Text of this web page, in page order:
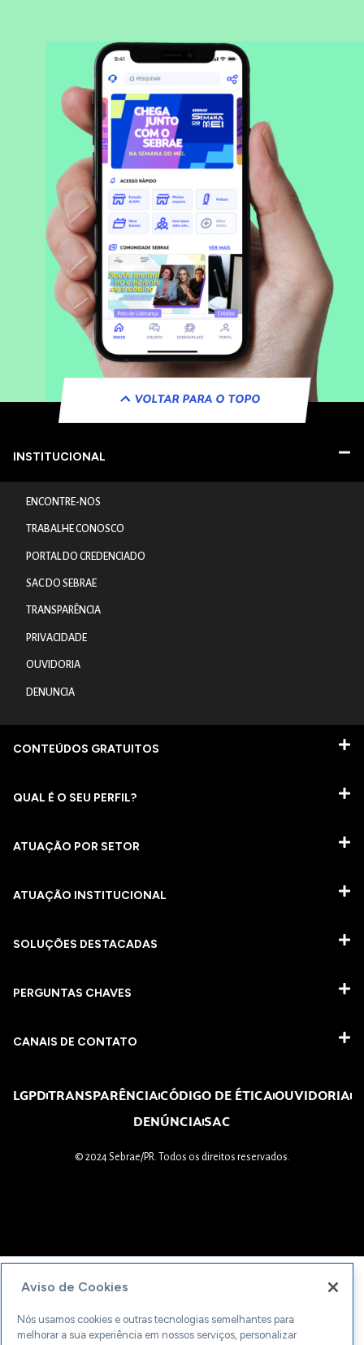
VOLTAR PARA O TOPO
INSTITUCIONAL
ENCONTRE-NOS
TRABALHE CONOSCO
PORTAL DO CREDENCIADO
SAC DO SEBRAE
TRANSPARÊNCIA
PRIVACIDADE
OUVIDORIA
DENUNCIA
CONTEÚDOS GRATUITOS
QUAL É O SEU PERFIL?
ATUAÇÃO POR SETOR
ATUAÇÃO INSTITUCIONAL
SOLUÇÕES DESTACADAS
PERGUNTAS CHAVES​
CANAIS DE CONTATO
LGPDTRANSPARÊNCIACÓDIGO DE ÉTICAOUVIDORIA
DENÚNCIASAC
© 2024 Sebrae/PR. Todos os direitos reservados.
Aviso de Cookies
Nós usamos cookies e outras tecnologias semelhantes para
melhorar a sua experiência em nossos serviços, personalizar